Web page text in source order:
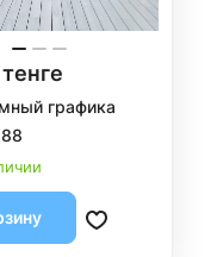
графика